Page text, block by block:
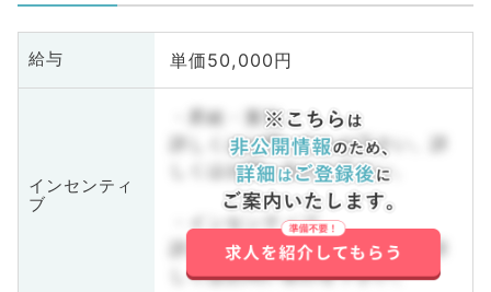
給与 単価50,000円
インセンティ
ブ
・昇給・賞与
詳しくはお問い合わせ下さい。詳
しくはお問い合わせ下さい。
・インセンティブ
詳しくはお問い合わせ下さい。詳
しくはお問い合わせ下さい。